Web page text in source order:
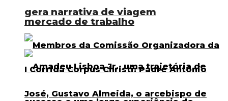
gera narrativa de viagem
mercado de trabalho